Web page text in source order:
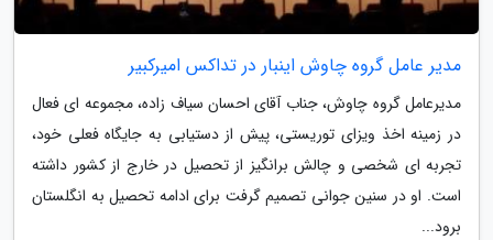
مدیر عامل گروه چاوش اینبار در تداکس امیرکبیر
مدیرعامل گروه چاوش، جناب آقای احسان سیاف زاده، مجموعه ای فعال
در زمینه اخذ ویزای توریستی، پیش از دستیابی به جایگاه فعلی خود،
تجربه ای شخصی و چالش برانگیز از تحصیل در خارج از کشور داشته
است. او در سنین جوانی تصمیم گرفت برای ادامه تحصیل به انگلستان
برود...